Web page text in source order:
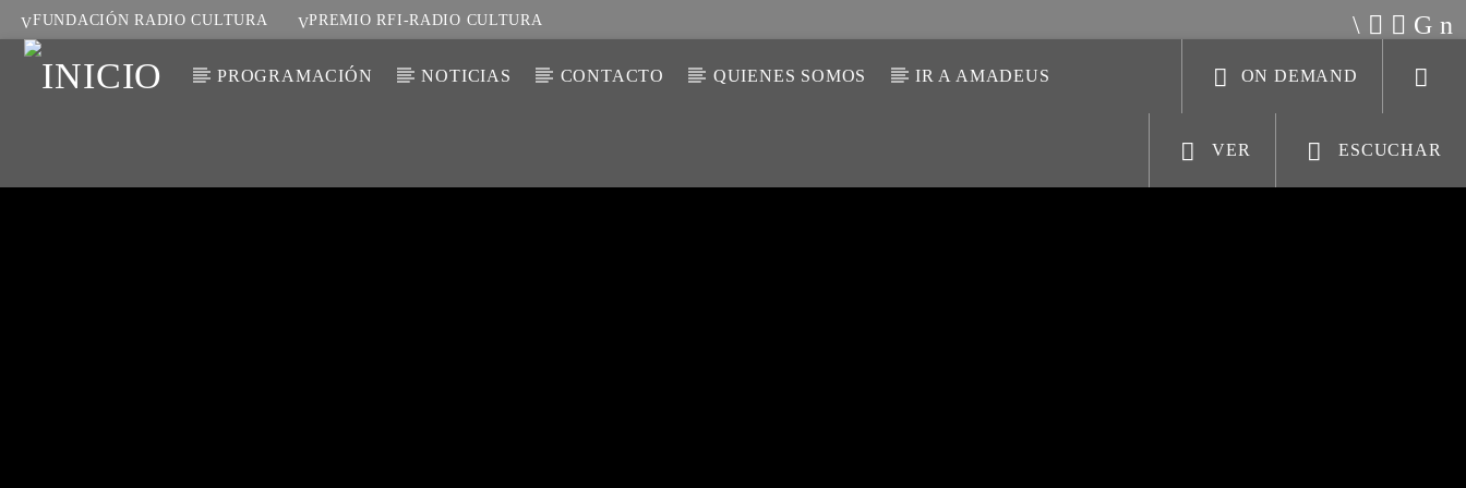
FUNDACIÓN RADIO CULTURA PREMIO RFI-RADIO CULTURA
PROGRAMACIÓN NOTICIAS CONTACTO QUIENES SOMOS IR A AMADEUS ON DEMAND
ESCUCHAR
VER